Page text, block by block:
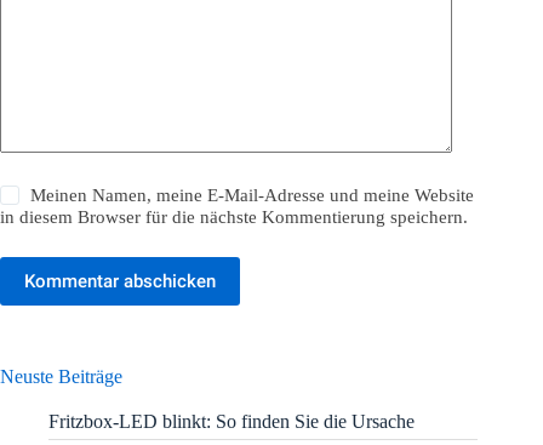
Meinen Namen, meine E-Mail-Adresse und meine Website
in diesem Browser für die nächste Kommentierung speichern.
Kommentar abschicken
Neuste Beiträge
Fritzbox-LED blinkt: So finden Sie die Ursache